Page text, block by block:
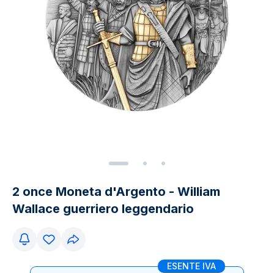
2 once Moneta d'Argento - William
Wallace guerriero leggendario
ESENTE IVA